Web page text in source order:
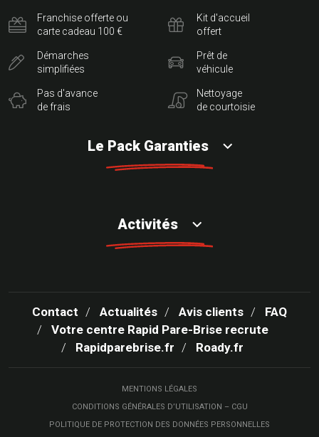
Franchise offerte ou
carte cadeau 100 €
Démarches
simplifiées
Pas d'avance
de frais
Kit d'accueil
offert
Prêt de
véhicule
Nettoyage
de courtoisie
Le Pack Garanties
Activités
Contact Actualités Avis clients
FAQ
Votre centre Rapid Pare-Brise recrute
Rapidparebrise.fr
Roady.fr
MENTIONS LÉGALES
CONDITIONS GÉNÉRALES D’UTILISATION – CGU
POLITIQUE DE PROTECTION DES DONNÉES PERSONNELLES